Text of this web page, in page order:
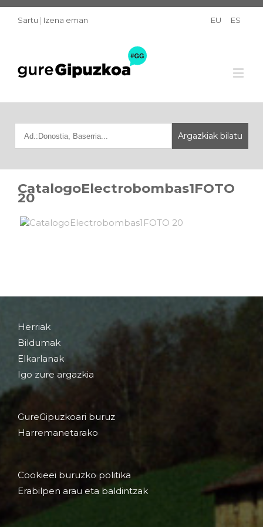
Sartu | Izena eman EU ES
CatalogoElectrobombas1FOTO
20
Herriak
Bildumak
Elkarlanak
Igo zure argazkia
GureGipuzkoari buruz
Harremanetarako
Cookieei buruzko politika
Erabilpen arau eta baldintzak